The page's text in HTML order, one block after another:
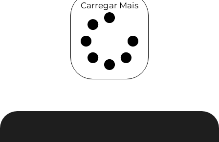
Carregar Mais